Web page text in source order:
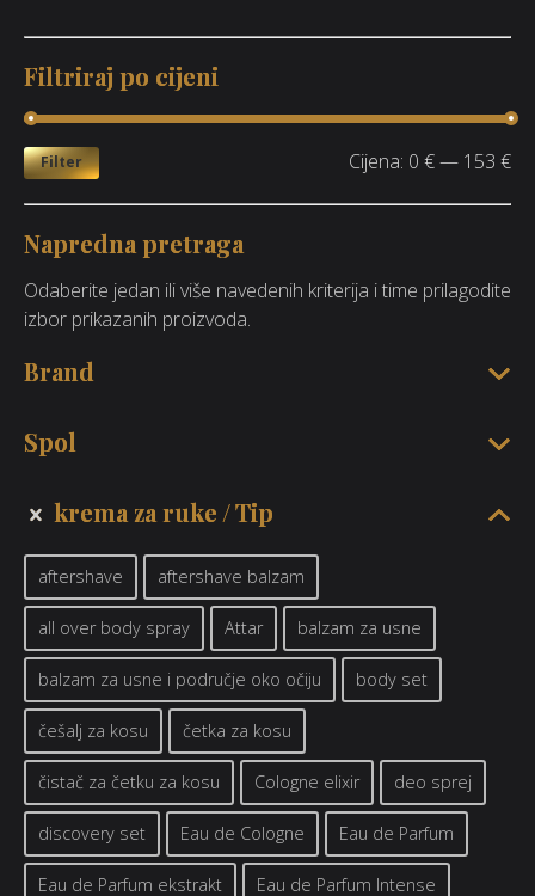
Filtriraj po cijeni
Filter Cijena: 0 €— 153 €
Napredna pretraga
Odaberite jedan ili više navedenih kriterija i time prilagodite
izbor prikazanih proizvoda.
Brand
Spol
krema za ruke Tip
aftershave aftershave balzam
all over body spray Attar balzam za usne
balzam za usne i područje oko očiju body set
češalj za kosu četka za kosu
čistač za četku za kosu Cologne elixir deo sprej
discovery set Eau de Cologne Eau de Parfum
Eau de Parfum ekstrakt Eau de Parfum Intense